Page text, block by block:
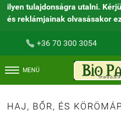
ilyen tulajdonságra utalni.
és reklámjainak olvasásakor
 +36 70 300 3054
MENÜ
HAJ, BŐR, ÉS